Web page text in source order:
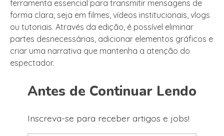
ferramenta essencial para transmitir mensagens de
forma clara, seja em filmes, vídeos institucionais, vlogs
ou tutoriais. Através da edição, é possível eliminar
partes desnecessárias, adicionar elementos gráficos e
criar uma narrativa que mantenha a atenção do
espectador.
Antes de Continuar Lendo
Inscreva-se para receber artigos e jobs!